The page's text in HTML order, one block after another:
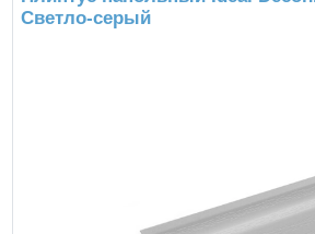
Светло-серый